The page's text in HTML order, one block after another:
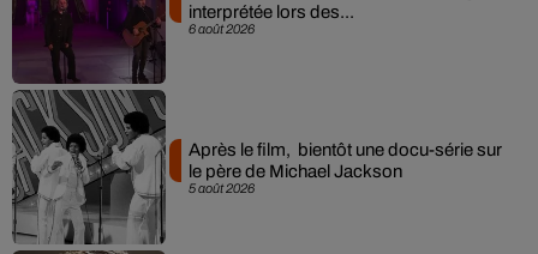
6 août 2026
interprétée lors des...
5 août 2026
Après le film, bientôt une docu-série sur
le père de Michael Jackson